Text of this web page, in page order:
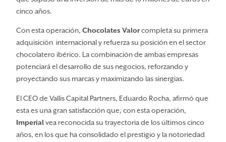
cinco años.
Con esta operación, Chocolates Valorcompleta su primera
adquisición internacional y refuerza su posición en el sector
chocolatero ibérico. La combinación de ambas empresas
potenciará el desarrollo de sus negocios, reforzando y
proyectando sus marcas y maximizando las sinergias.
El CEO de Vallis Capital Partners, Eduardo Rocha, afirmó que
esta es una gran satisfacción que, con esta operación,
Imperialvea reconocida su trayectoria de los últimos cinco
años, en los que ha consolidado el prestigio y la notoriedad